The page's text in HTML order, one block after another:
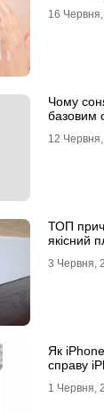
16
Чому
базовим
12
ТОП
якісний
3 Червня,
Як
справу
1 Червня,